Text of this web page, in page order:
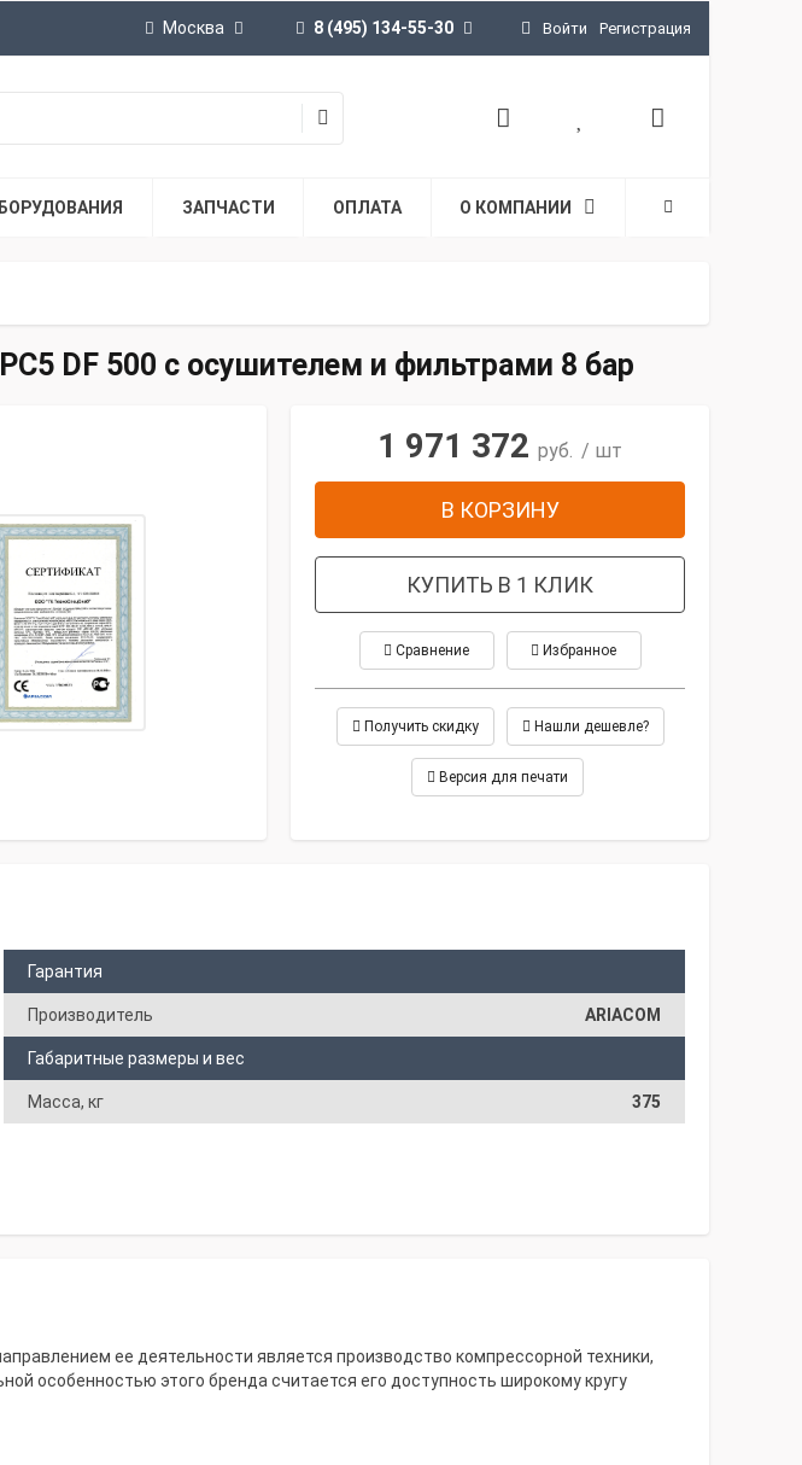
Москва 8 (495) 134-55-30 Войти Регистрация
ЗАПЧАСТИ ОПЛАТА О КОМПАНИИ
DF 500 с осушителем и фильтрами 8 бар
1 971 372 руб. / шт
В КОРЗИНУ
КУПИТЬ В 1 КЛИК
Сравнение Избранное
Получить скидку Нашли дешевле?
Версия для печати
Гарантия
Производитель ARIACOM
Габаритные размеры и вес
Масса, кг 375
ее деятельности является производство компрессорной техники,
особенностью этого бренда считается его доступность широкому кругу